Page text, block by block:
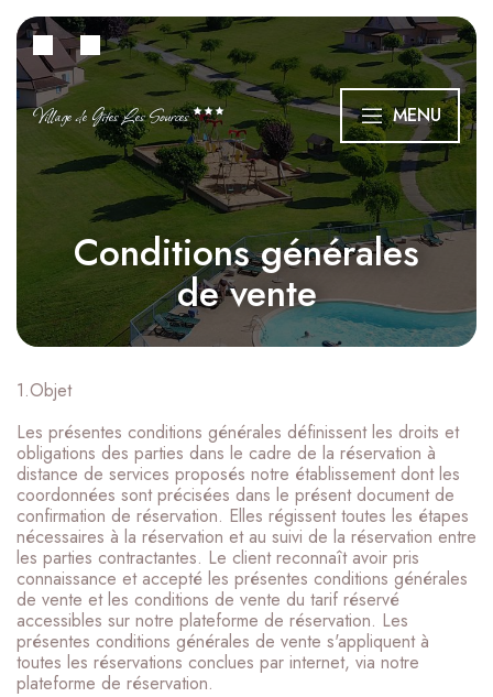
Village de Gîtes Les Sources MENU
Conditions générales
de vente
1.Objet
Les présentes conditions générales définissent les droits et
obligations des parties dans le cadre de la réservation à
distance de services proposés notre établissement dont les
coordonnées sont précisées dans le présent document de
confirmation de réservation. Elles régissent toutes les étapes
nécessaires à la réservation et au suivi de la réservation entre
les parties contractantes. Le client reconnaît avoir pris
connaissance et accepté les présentes conditions générales
de vente et les conditions de vente du tarif réservé
accessibles sur notre plateforme de réservation. Les
présentes conditions générales de vente s'appliquent à
toutes les réservations conclues par internet, via notre
plateforme de réservation.